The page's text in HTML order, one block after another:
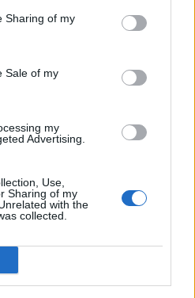
Sharing of my
Sale of my
my
Advertising.
Use,
Sharing of my
with the
collected.
την
της Ευρώπης
με ψυχρή ακρίβεια αυτή
ανησυχούν βαθιά για πολέμους,